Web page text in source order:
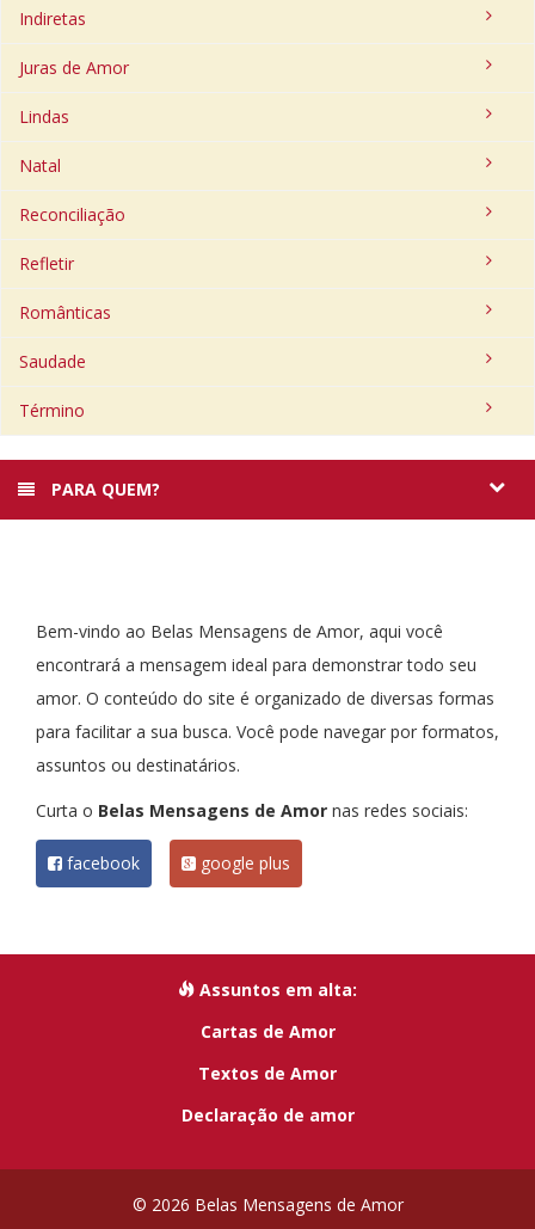
Indiretas
Juras de Amor
Lindas
Natal
Reconciliação
Refletir
Românticas
Saudade
Término
PARA QUEM?
Bem-vindo ao Belas Mensagens de Amor, aqui você
encontrará a mensagem ideal para demonstrar todo seu
amor. O conteúdo do site é organizado de diversas formas
para facilitar a sua busca. Você pode navegar por formatos,
assuntos ou destinatários.
Curta o Belas Mensagens de Amor nas redes sociais:
facebook google plus
Assuntos em alta:
Cartas de Amor
Textos de Amor
Declaração de amor
© 2026 Belas Mensagens de Amor